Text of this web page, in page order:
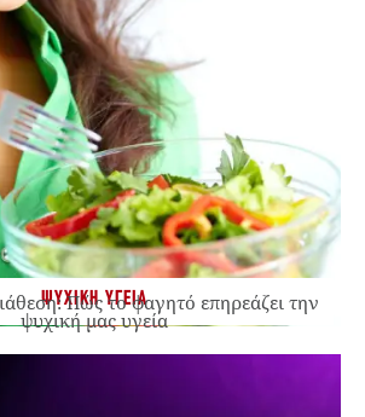
ΨΥΧΙΚΗ ΥΓΕΙΑ
Πώς το φαγητό επηρεάζει την
ψυχική μας υγεία